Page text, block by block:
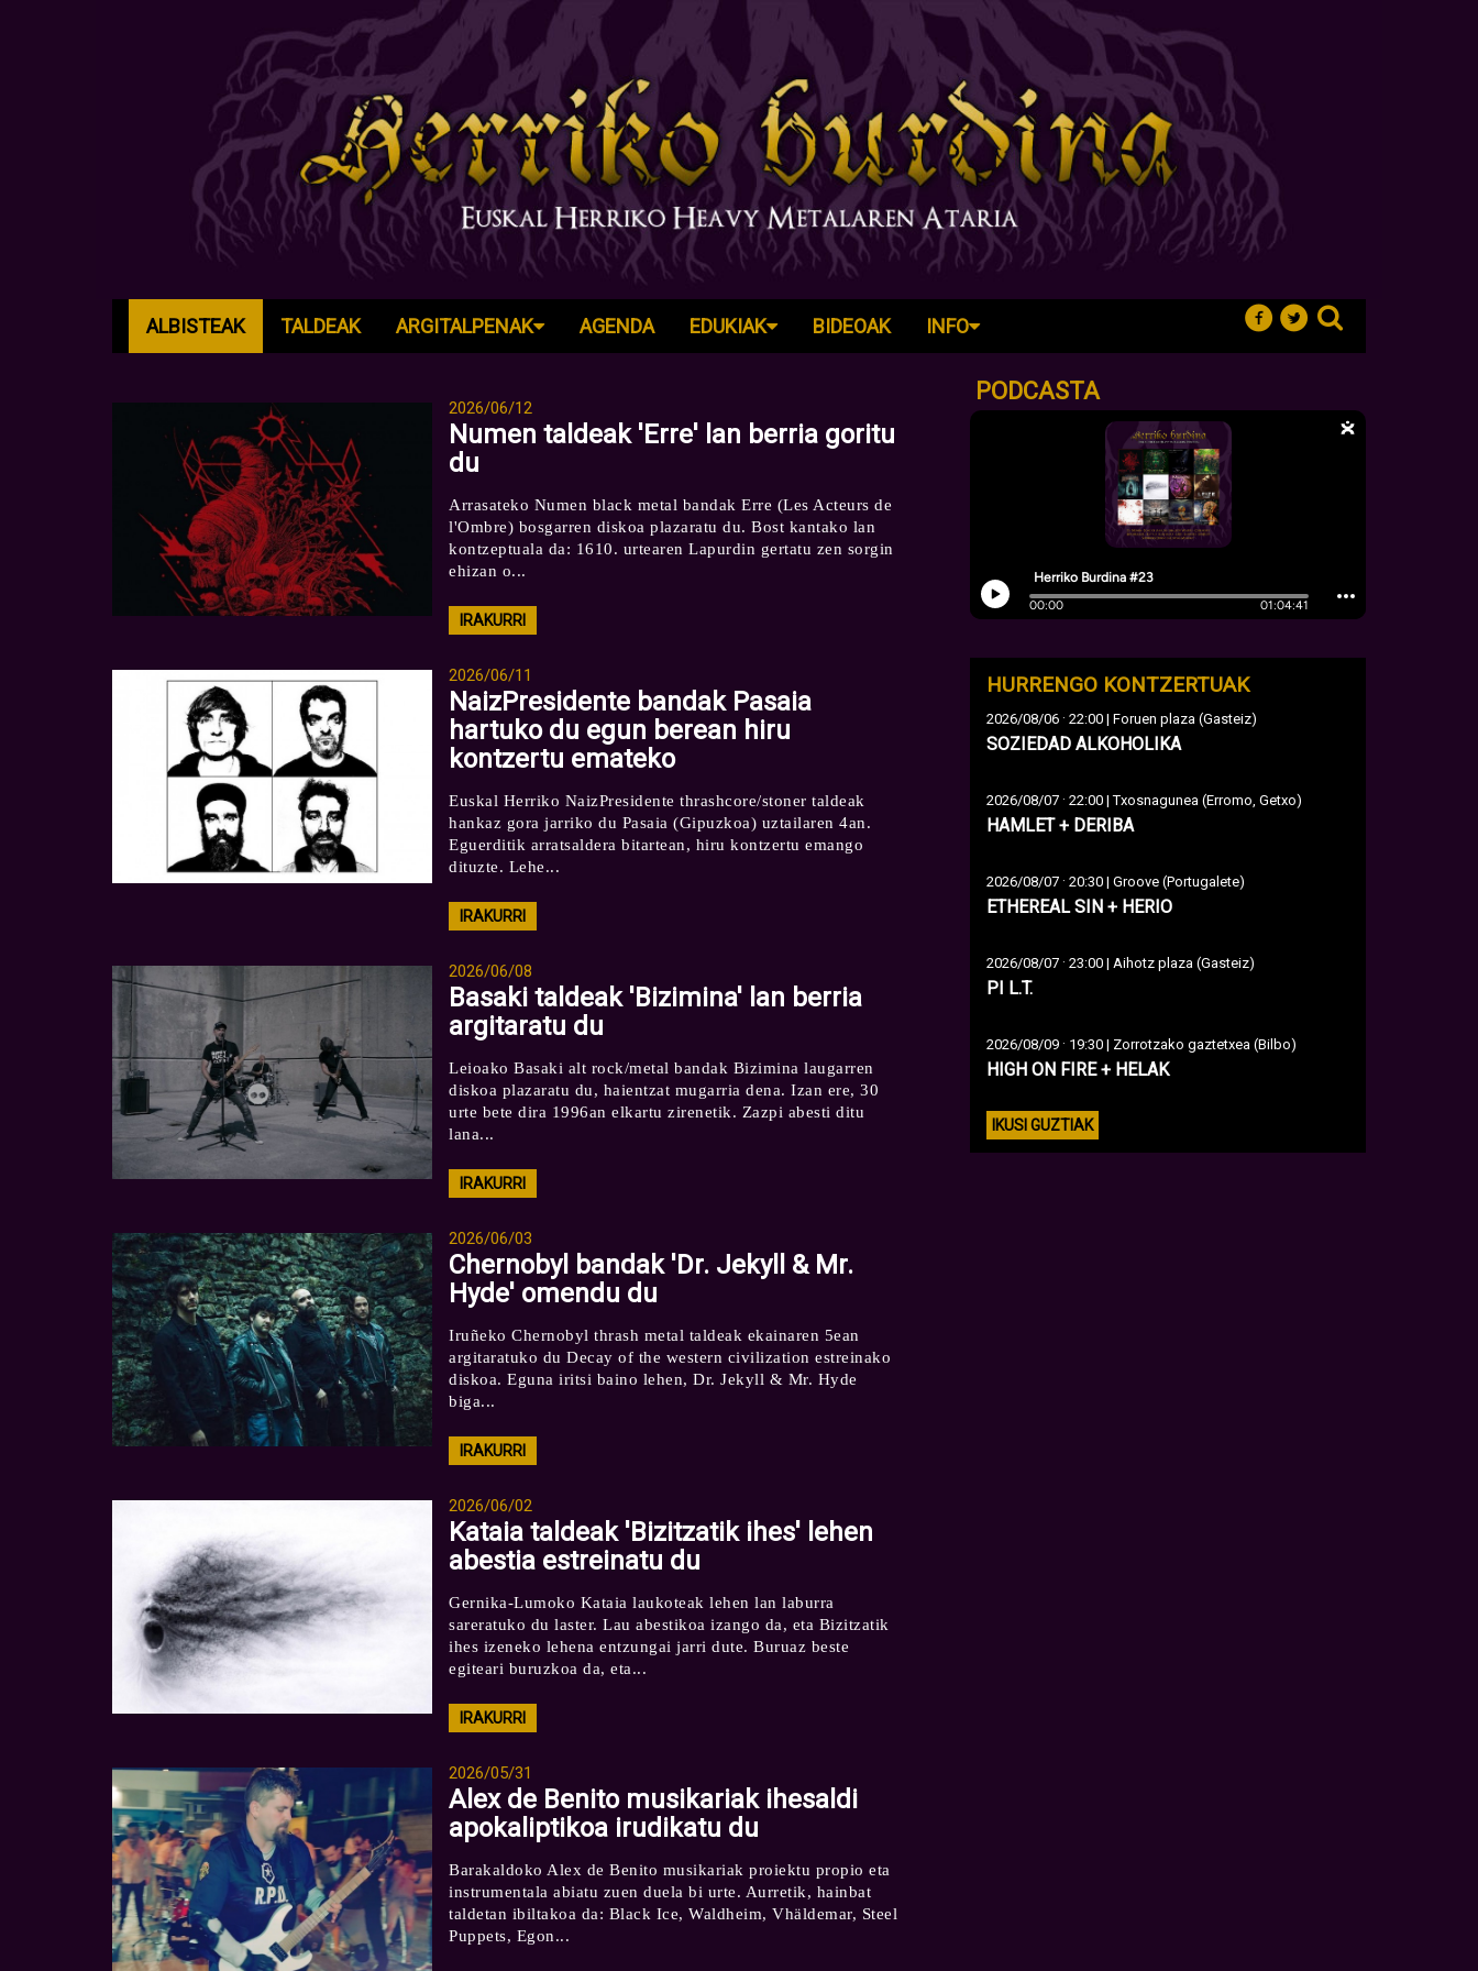
ALBISTEAK TALDEAK ARGITALPENAK AGENDA EDUKIAK BIDEOAK INFO
2026/06/12
Numen taldeak 'Erre' lan berria goritu
du
Arrasateko Numen black metal bandak Erre (Les Acteurs de
l'Ombre) bosgarren diskoa plazaratu du. Bost kantako lan
kontzeptuala da: 1610. urtearen Lapurdin gertatu zen sorgin
ehizan o...
IRAKURRI
2026/06/11
NaizPresidente bandak Pasaia
hartuko du egun berean hiru
kontzertu emateko
Euskal Herriko NaizPresidente thrashcore/stoner taldeak
hankaz gora jarriko du Pasaia (Gipuzkoa) uztailaren 4an.
Eguerditik arratsaldera bitartean, hiru kontzertu emango
dituzte. Lehe...
IRAKURRI
2026/06/08
Basaki taldeak 'Bizimina' lan berria
argitaratu du
Leioako Basaki alt rock/metal bandak Bizimina laugarren
diskoa plazaratu du, haientzat mugarria dena. Izan ere, 30
urte bete dira 1996an elkartu zirenetik. Zazpi abesti ditu
lana...
IRAKURRI
2026/06/03
Chernobyl bandak 'Dr. Jekyll & Mr.
Hyde' omendu du
Iruñeko Chernobyl thrash metal taldeak ekainaren 5ean
argitaratuko du Decay of the western civilization estreinako
diskoa. Eguna iritsi baino lehen, Dr. Jekyll & Mr. Hyde
biga...
IRAKURRI
2026/06/02
Kataia taldeak 'Bizitzatik ihes' lehen
abestia estreinatu du
Gernika-Lumoko Kataia laukoteak lehen lan laburra
sareratuko du laster. Lau abestikoa izango da, eta Bizitzatik
ihes izeneko lehena entzungai jarri dute. Buruaz beste
egiteari buruzkoa da, eta...
IRAKURRI
2026/05/31
Alex de Benito musikariak ihesaldi
apokaliptikoa irudikatu du
Barakaldoko Alex de Benito musikariak proiektu propio eta
instrumentala abiatu zuen duela bi urte. Aurretik, hainbat
taldetan ibiltakoa da: Black Ice, Waldheim, Vhäldemar, Steel
Puppets, Egon...
PODCASTA
HURRENGO KONTZERTUAK
2026/08/06 · 22:00 | Foruen plaza (Gasteiz)
SOZIEDAD ALKOHOLIKA
2026/08/07 · 22:00 | Txosnagunea (Erromo, Getxo)
HAMLET + DERIBA
2026/08/07 · 20:30 | Groove (Portugalete)
ETHEREAL SIN + HERIO
2026/08/07 · 23:00 | Aihotz plaza (Gasteiz)
PI L.T.
2026/08/09 · 19:30 | Zorrotzako gaztetxea (Bilbo)
HIGH ON FIRE + HELAK
IKUSI GUZTIAK